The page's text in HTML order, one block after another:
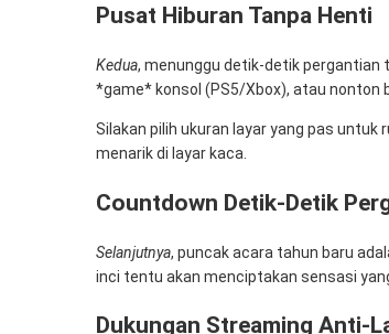
Pusat Hiburan Tanpa Henti
Kedua, menunggu detik-detik pergantian
*game* konsol (PS5/Xbox), atau nonton
Silakan pilih ukuran layar yang pas
menarik di layar kaca.
Countdown Detik-Detik
Selanjutnya, puncak acara tahun baru
inci tentu akan menciptakan sensasi
Dukungan Streaming Anti-